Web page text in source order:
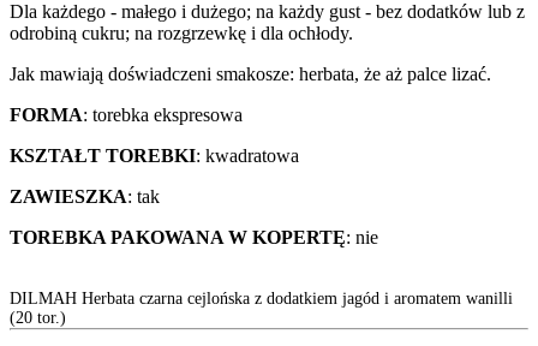
Dla każdego - małego i dużego; na każdy gust - bez dodatków lub z
odrobiną cukru; na rozgrzewkę i dla ochłody.
Jak mawiają doświadczeni smakosze: herbata, że aż palce lizać.
FORMA: torebka ekspresowa
KSZTAŁT TOREBKI: kwadratowa
ZAWIESZKA: tak
TOREBKA PAKOWANA W KOPERTĘ: nie
DILMAH Herbata czarna cejlońska z dodatkiem jagód i aromatem wanilli
(20 tor.)